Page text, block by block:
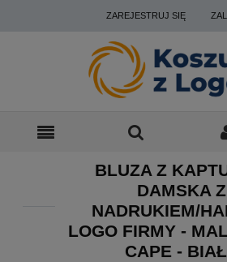
ZAREJESTRUJ SIĘ
BLUZA Z
DAMSKA Z
NADRUKIEM/
LOGO FIRMY -
CAPE -